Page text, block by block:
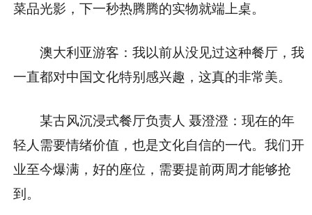
菜品光影，下一秒热腾腾的实物就端上桌。
澳大利亚游客：我以前从没见过这种餐厅，我
一直都对中国文化特别感兴趣，这真的非常美。
某古风沉浸式餐厅负责人 聂澄澄：现在的年
轻人需要情绪价值，也是文化自信的一代。我们开
业至今爆满，好的座位，需要提前两周才能够抢
到。